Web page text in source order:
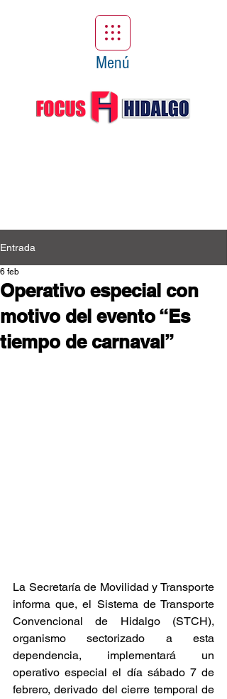
Menú
Entrada
Operativo especial con
motivo del evento “Es
tiempo de carnaval”
6 feb
La Secretaría de Movilidad y Transporte
informa que, el Sistema de Transporte
Convencional de Hidalgo (STCH),
organismo sectorizado a esta
dependencia, implementará un
operativo especial el día sábado 7 de
febrero, derivado del cierre temporal de